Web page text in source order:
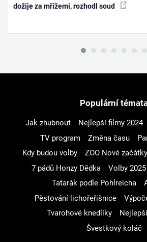
dožije za mřížemi, rozhodl soud
Populární
Jak zhubnout Nejlepší filmy 2024
TV program
Změna času
Kdy budou volby
ZOO Nové začátky
7 pádů Honzy Dědka
Volby 2025
Tatarák podle Pohlreicha
Pěstování lichořeřišnice
Tvarohové knedlíky
Švestkový koláč